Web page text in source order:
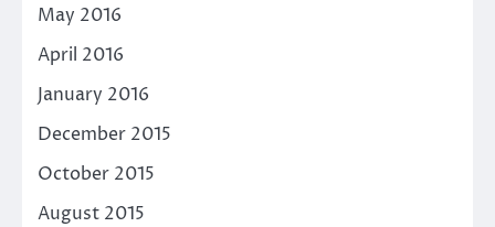
May 2016
April 2016
January 2016
December 2015
October 2015
August 2015